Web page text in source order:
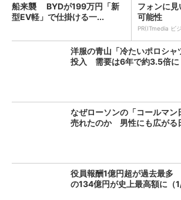
船来襲 BYDが199万円「新
型EV軽」で仕掛ける一...
フォンに
可能性
PR(ITmedia ビ
洋服の青山「冷たいポロシャ
投入 需要は6年で約3.5倍に
なぜローソンの「コールマ
売れたのか 男性にも広がる
役員報酬1億円超が過去最多
の134億円が史上最高額に（